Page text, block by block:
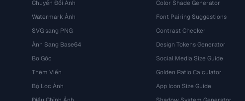
Chuyển Đổi Ảnh
Watermark Ảnh
SVG sang PNG
Ảnh Sang Base64
Bo Góc
Thêm Viền
Bộ Lọc Ảnh
Color Shade Generator
Font Pairing Suggestions
Contrast Checker
Design Tokens Generator
Social Media Size Guide
Golden Ratio Calculator
App Icon Size Guide